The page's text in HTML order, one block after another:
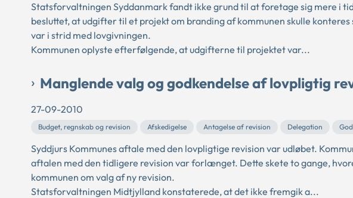
Statsforvaltningen Syddanmark fandt ikke grund til at foretage sig mere i
besluttet, at udgifter til et projekt om branding af kommunen skulle
var i strid med lovgivningen.
Kommunen oplyste efterfølgende, at udgifterne til projektet var...
Manglende valg og godkendelse af lovpligtig
27-09-2010
Budget, regnskab og revision Afskedigelse Antagelse af revision Delegation
Syddjurs Kommunes aftale med den lovpligtige revision var udløbet.
aftalen med den tidligere revision var forlænget. Dette skete to gange,
kommunen om valg af ny revision.
Statsforvaltningen Midtjylland konstaterede, at det ikke fremgik a...